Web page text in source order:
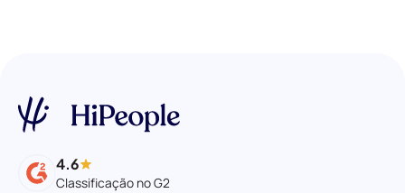
4.6
Classificação no G2